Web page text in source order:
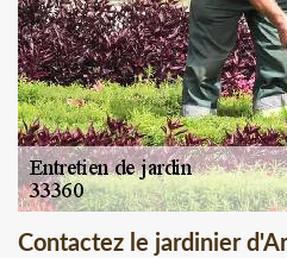
Contactez le jardinier